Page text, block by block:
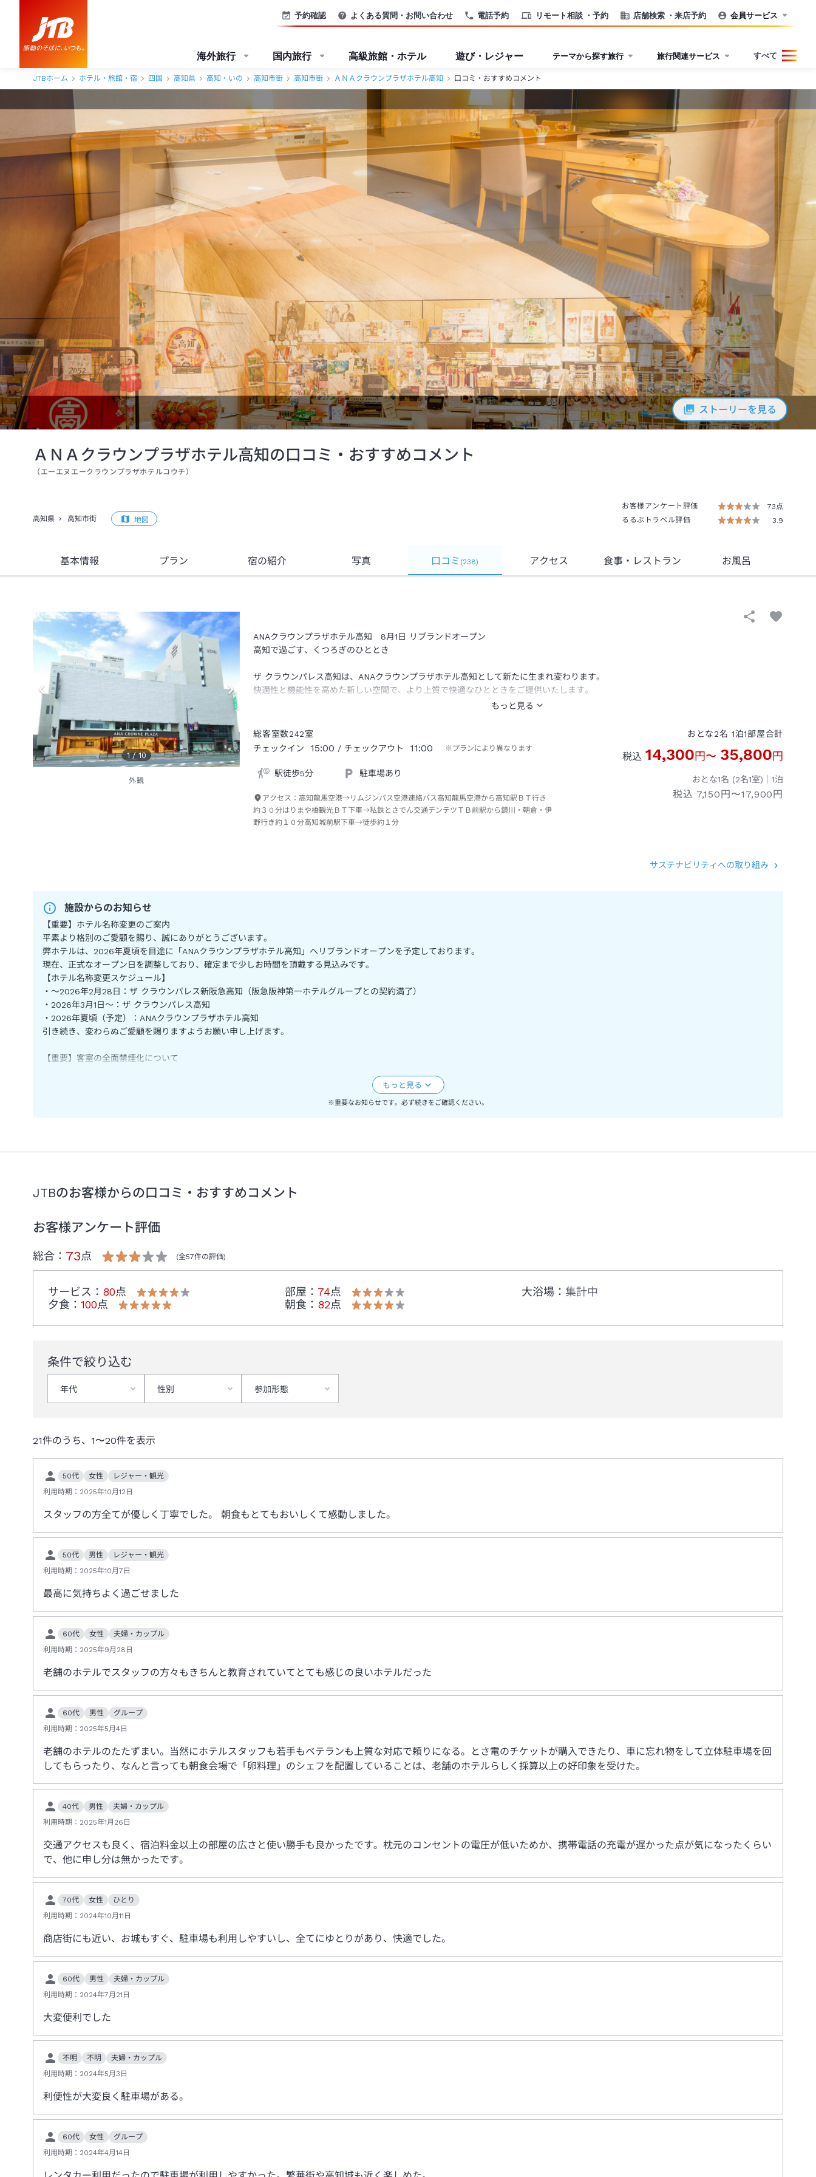
電話予約 リモート相談 ・予約 店舗検索 ・来店予約
予約確認 よくある質問・お問い合わせ 会員サービス
海外旅行 国内旅行 高級旅館・ホテル 遊び・レジャー テーマから探す旅行 旅行関連サービス すべて
JTBホーム ホテル・旅館・宿 四国 高知県 高知・いの 高知市街 高知市街 ＡＮＡクラウンプラザホテル高知 口コミ・おすすめコメント
ストーリーを見る
ＡＮＡクラウンプラザホテル高知の口コミ・おすすめコメント
（ エーエヌエークラウンプラザホテルコウチ ）
高知県 高知市街 地図
お客様アンケート評価
73点
るるぶトラベル評価
3.9
基本情報 プラン 宿の紹介 写真 口コミ (238) アクセス 食事 ・レストラン お風呂
1 /10
外観
ANAクラウンプラザホテル高知 8月1日 リブランドオープン
高知で過ごす、くつろぎのひととき
ザ クラウンパレス高知は、ANAクラウンプラザホテル高知として新たに生まれ変わります。
快適性と機能性を高めた新しい空間で、より上質で快適なひとときをご提供いたします。
総客室数242室
チェックイン
15:00 / チェックアウト 11:00 ※プランにより異なります
駅徒歩5分 駐車場あり
アクセス：高知龍馬空港→リムジンバス空港連絡バス高知龍馬空港から高知駅ＢＴ行き
約３０分はりまや橋観光ＢＴ下車→私鉄とさでん交通デンテツＴＢ前駅から鏡川・朝倉・伊
野行き約１０分高知城前駅下車→徒歩約１分
おとな2名 1泊1部屋合計
税込 14,300円〜 35,800円
おとな1名 (2名1室)｜ 1泊
税込 7,150円〜17,900円
サステナビリティへの取り組み
施設からのお知らせ
【重要】ホテル名称変更のご案内
平素より格別のご愛顧を賜り、誠にありがとうございます。
弊ホテルは、2026年夏頃を目途に「ANAクラウンプラザホテル高知」へリブランドオープンを予定しております。
現在、正式なオープン日を調整しており、確定まで少しお時間を頂戴する見込みです。
【ホテル名称変更スケジュール】
・～2026年2月28日：ザ クラウンパレス新阪急高知（阪急阪神第一ホテルグループとの契約満了）
・2026年3月1日～：ザ クラウンパレス高知
・2026年夏頃（予定）：ANAクラウンプラザホテル高知
引き続き、変わらぬご愛顧を賜りますようお願い申し上げます。
【重要】客室の全面禁煙化について
この度、より快適で安心してお過ごしいただける環境づくりのため、当ホテルでは全客室を禁煙とさせていただくこととなりました。
喫煙可能なお部屋のご提供は、2026年1月4日のチェックアウト分をもちまして終了いたします。
※重要なお知らせです。必ず続きをご確認ください。
JTBのお客様からの口コミ・おすすめコメント
お客様アンケート評価
総合： 73点 (全57件の評価)
サービス ： 80点 部屋 ： 74点 大浴場 ： 集計中
夕食 ： 100点 朝食 ： 82点
条件で絞り込む
年代 性別 参加形態
21件のうち、 1〜20件を表示
50代 女性
レジャー・観光
利用時期： 2025年10月12日
スタッフの方全てが優しく丁寧でした。 朝食もとてもおいしくて感動しました。
50代 男性
レジャー・観光
利用時期： 2025年10月7日
最高に気持ちよく過ごせました
60代 女性
夫婦・カップル
利用時期： 2025年9月28日
老舗のホテルでスタッフの方々もきちんと教育されていてとても感じの良いホテルだった
60代 男性
グループ
利用時期： 2025年5月4日
老舗のホテルのたたずまい。当然にホテルスタッフも若手もベテランも上質な対応で頼りになる。とさ電のチケットが購入できたり、車に忘れ物をして立体駐車場を回
してもらったり、なんと言っても朝食会場で「卵料理」のシェフを配置していることは、老舗のホテルらしく採算以上の好印象を受けた。
40代 男性
夫婦・カップル
利用時期： 2025年1月26日
交通アクセスも良く、宿泊料金以上の部屋の広さと使い勝手も良かったです。枕元のコンセントの電圧が低いためか、携帯電話の充電が遅かった点が気になったくらい
で、他に申し分は無かったです。
70代 女性
ひとり
利用時期： 2024年10月11日
商店街にも近い、お城もすぐ、駐車場も利用しやすいし、全てにゆとりがあり、快適でした。
60代 男性
夫婦・カップル
利用時期： 2024年7月21日
大変便利でした
不明 不明
夫婦・カップル
利用時期： 2024年5月3日
利便性が大変良く駐車場がある。
60代 女性
グループ
利用時期： 2024年4月14日